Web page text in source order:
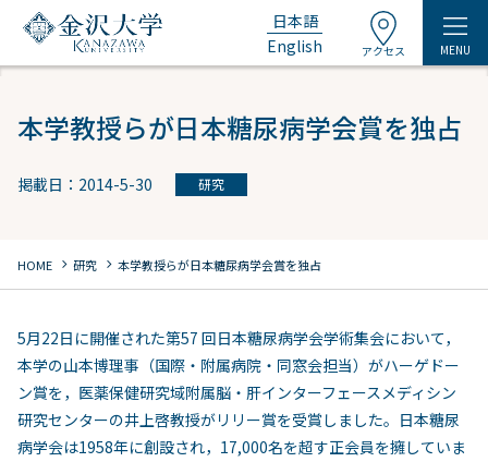
日本語
English
アクセス MENU
本学教授らが日本糖尿病学会賞を独占
掲載日：2014-5-30 研究
HOME chevron_right 研究 chevron_right 本学教授らが日本糖尿病学会賞を独占
5月22日に開催された第57 回日本糖尿病学会学術集会において，
本学の山本博理事（国際・附属病院・同窓会担当）がハーゲドー
ン賞を，医薬保健研究域附属脳・肝インターフェースメディシン
研究センターの井上啓教授がリリー賞を受賞しました。日本糖尿
病学会は1958年に創設され，17,000名を超す正会員を擁していま